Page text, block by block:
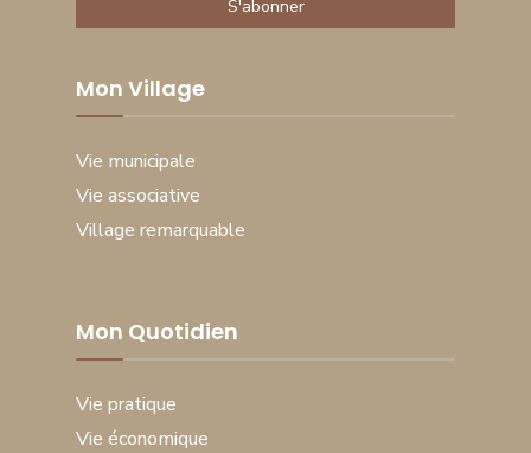
Mon Village
Vie municipale
Vie associative
Village remarquable
Mon Quotidien
Vie pratique
Vie économique